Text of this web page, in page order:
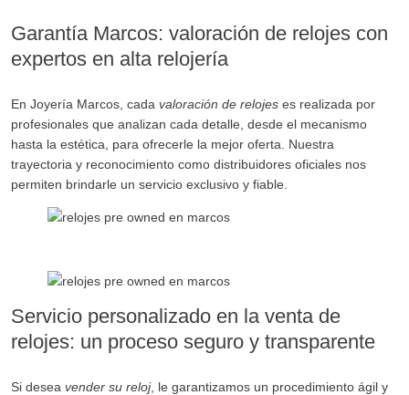
Garantía Marcos: valoración de relojes con
expertos en alta relojería
En Joyería Marcos, cada valoración de relojes es realizada por
profesionales que analizan cada detalle, desde el mecanismo
hasta la estética, para ofrecerle la mejor oferta. Nuestra
trayectoria y reconocimiento como distribuidores oficiales nos
permiten brindarle un servicio exclusivo y fiable.
Servicio personalizado en la venta de
relojes: un proceso seguro y transparente
Si desea vender su reloj, le garantizamos un procedimiento ágil y